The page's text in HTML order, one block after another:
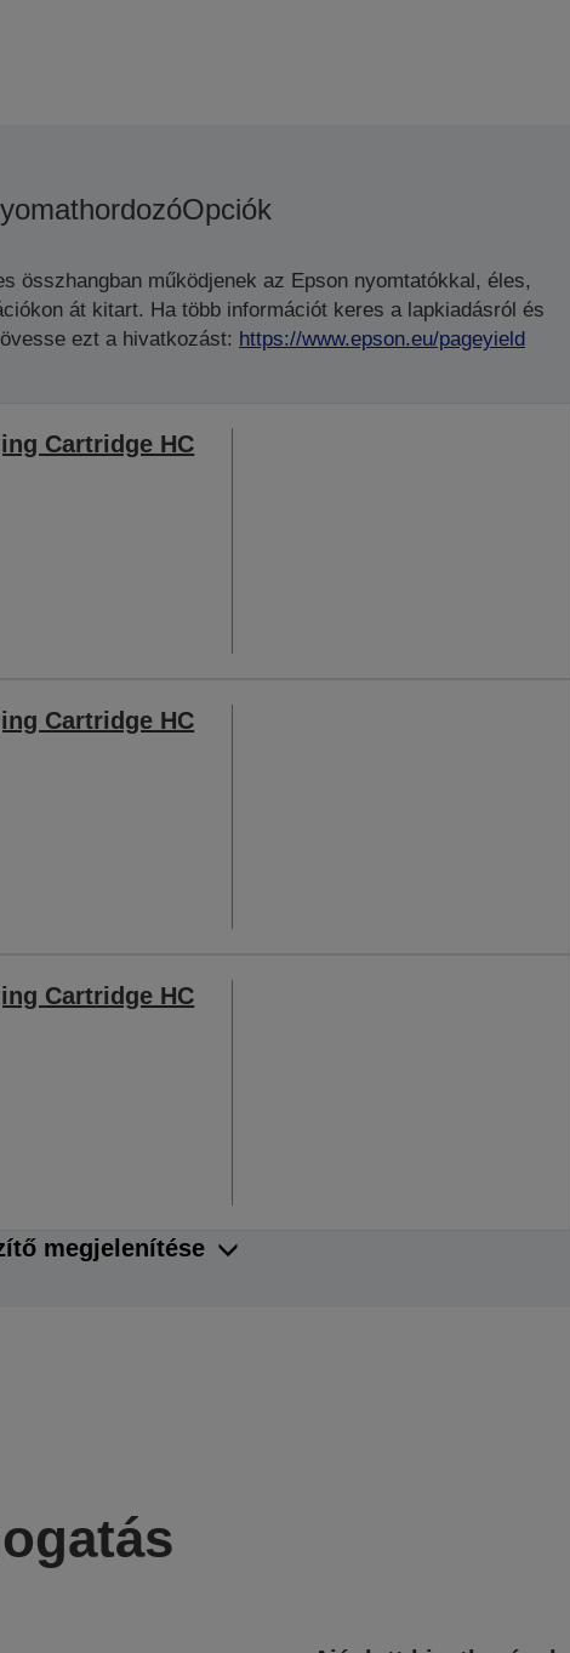
Opciók
összhangban működjenek az Epson nyomtatókkal, éles,
át kitart. Ha több információt keres a lapkiadásról és
ezt a hivatkozást: https://www.epson.eu/pageyield
Cartridge HC
Cartridge HC
Cartridge HC
megjelenítése